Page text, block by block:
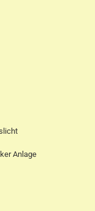
Anlage